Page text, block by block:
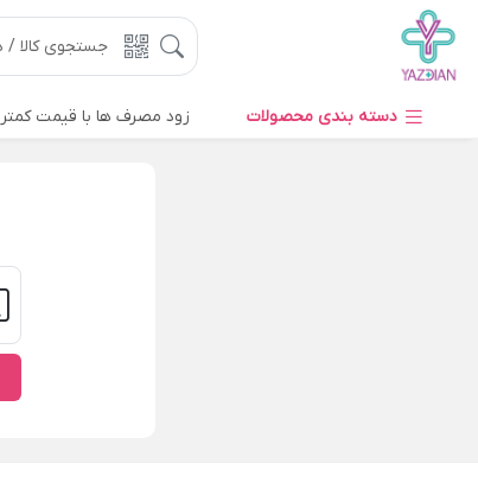
دسته بندی محصولات زود مصرف ها با قیمت کمتر